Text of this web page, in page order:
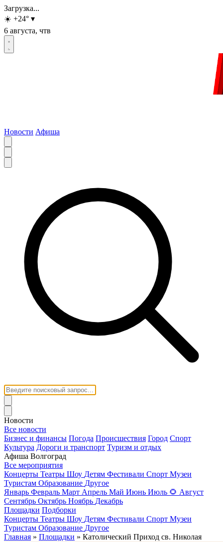
Загрузка...
☀️ +24° ▾
6 августа, чтв
Новости Афиша
Новости
Все новости
Бизнес и финансы Погода Происшествия Город Спорт
Культура Дороги и транспорт Туризм и отдых
Афиша Волгоград
Все мероприятия
Концерты Театры Шоу Детям Фестивали Спорт Музеи
Туристам Образование Другое
Январь Февраль Март Апрель Май Июнь Июль 🌻 Август
Сентябрь Октябрь Ноябрь Декабрь
Площадки Подборки
Концерты Театры Шоу Детям Фестивали Спорт Музеи
Туристам Образование Другое
Главная » Площадки » Католический Приход св. Николая